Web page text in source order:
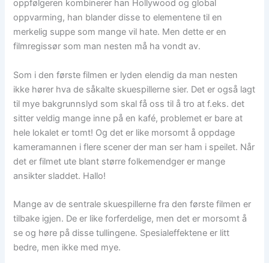
oppfølgeren kombinerer han Hollywood og global
oppvarming, han blander disse to elementene til en
merkelig suppe som mange vil hate. Men dette er en
filmregissør som man nesten må ha vondt av.
Som i den første filmen er lyden elendig da man nesten
ikke hører hva de såkalte skuespillerne sier. Det er også lagt
til mye bakgrunnslyd som skal få oss til å tro at f.eks. det
sitter veldig mange inne på en kafé, problemet er bare at
hele lokalet er tomt! Og det er like morsomt å oppdage
kameramannen i flere scener der man ser ham i speilet. Når
det er filmet ute blant større folkemendger er mange
ansikter sladdet. Hallo!
Mange av de sentrale skuespillerne fra den første filmen er
tilbake igjen. De er like forferdelige, men det er morsomt å
se og høre på disse tullingene. Spesialeffektene er litt
bedre, men ikke med mye.